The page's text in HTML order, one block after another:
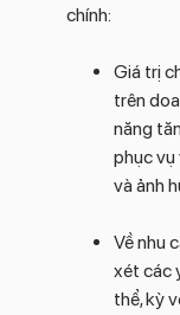
chính:
Giá trị
trên
năng
phục vụ
và ảnh
Về nhu
xét các
thể, kỳ